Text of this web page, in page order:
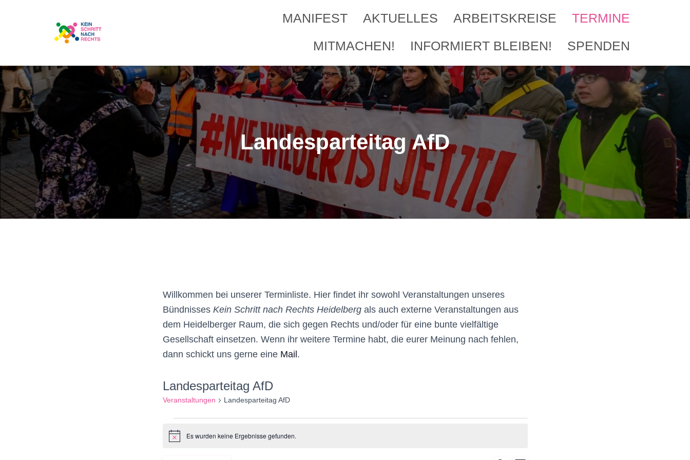
MANIFEST AKTUELLES ARBEITSKREISE
TERMINE
MITMACHEN!
INFORMIERT BLEIBEN! SPENDEN
Landesparteitag AfD
Willkommen bei unserer Terminliste. Hier findet ihr sowohl Veranstaltungen unseres
Bündnisses Kein Schritt nach Rechts Heidelbergals auch externe Veranstaltungen aus
dem Heidelberger Raum, die sich gegen Rechts und/oder für eine bunte vielfältige
Gesellschaft einsetzen. Wenn ihr weitere Termine habt, die eurer Meinung nach fehlen,
dann schickt uns gerne eine Mail .
Landesparteitag AfD
Veranstaltungen Landesparteitag AfD
Veranstaltungen
H
Es wurden keine Ergebnisse gefunden.